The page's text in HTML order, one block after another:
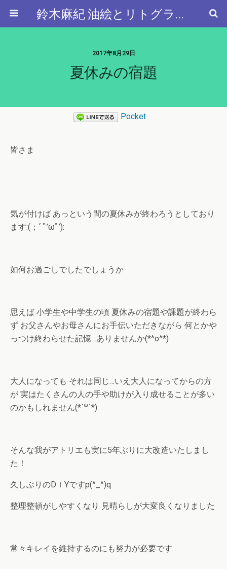
鈴木麻紀 油絵とリトグラフと…
2017年8月29日
夏休みの宿題
Pocket
皆さま
気が付けば あっという間の夏休みが終わろうとしており
ます:(；ﾞﾟ’ωﾟ’):
如何お過ごしでしたでしょうか
思えば 小学生や中学生の頃 夏休みの宿題や課題が終わら
ず お父さんやお母さんにお手伝いただきながら 何とかや
っつけ終わらせた記憶…ありませんか(*^o^*)
大人になっても それは同じ…いえ大人になってからの方
が 実はたくさんの人の手や助けが入り成せることが多い
のかもしれません(*´꒳`*)
そんな我がアトリエも実に5年ぶりに大改造いたしまし
た！
久しぶりのDＩYですp(^_^)q
整理整頓がしやすくなり 見晴らしが大変良くなりました
常々キレイを維持するのにも努力が必要です